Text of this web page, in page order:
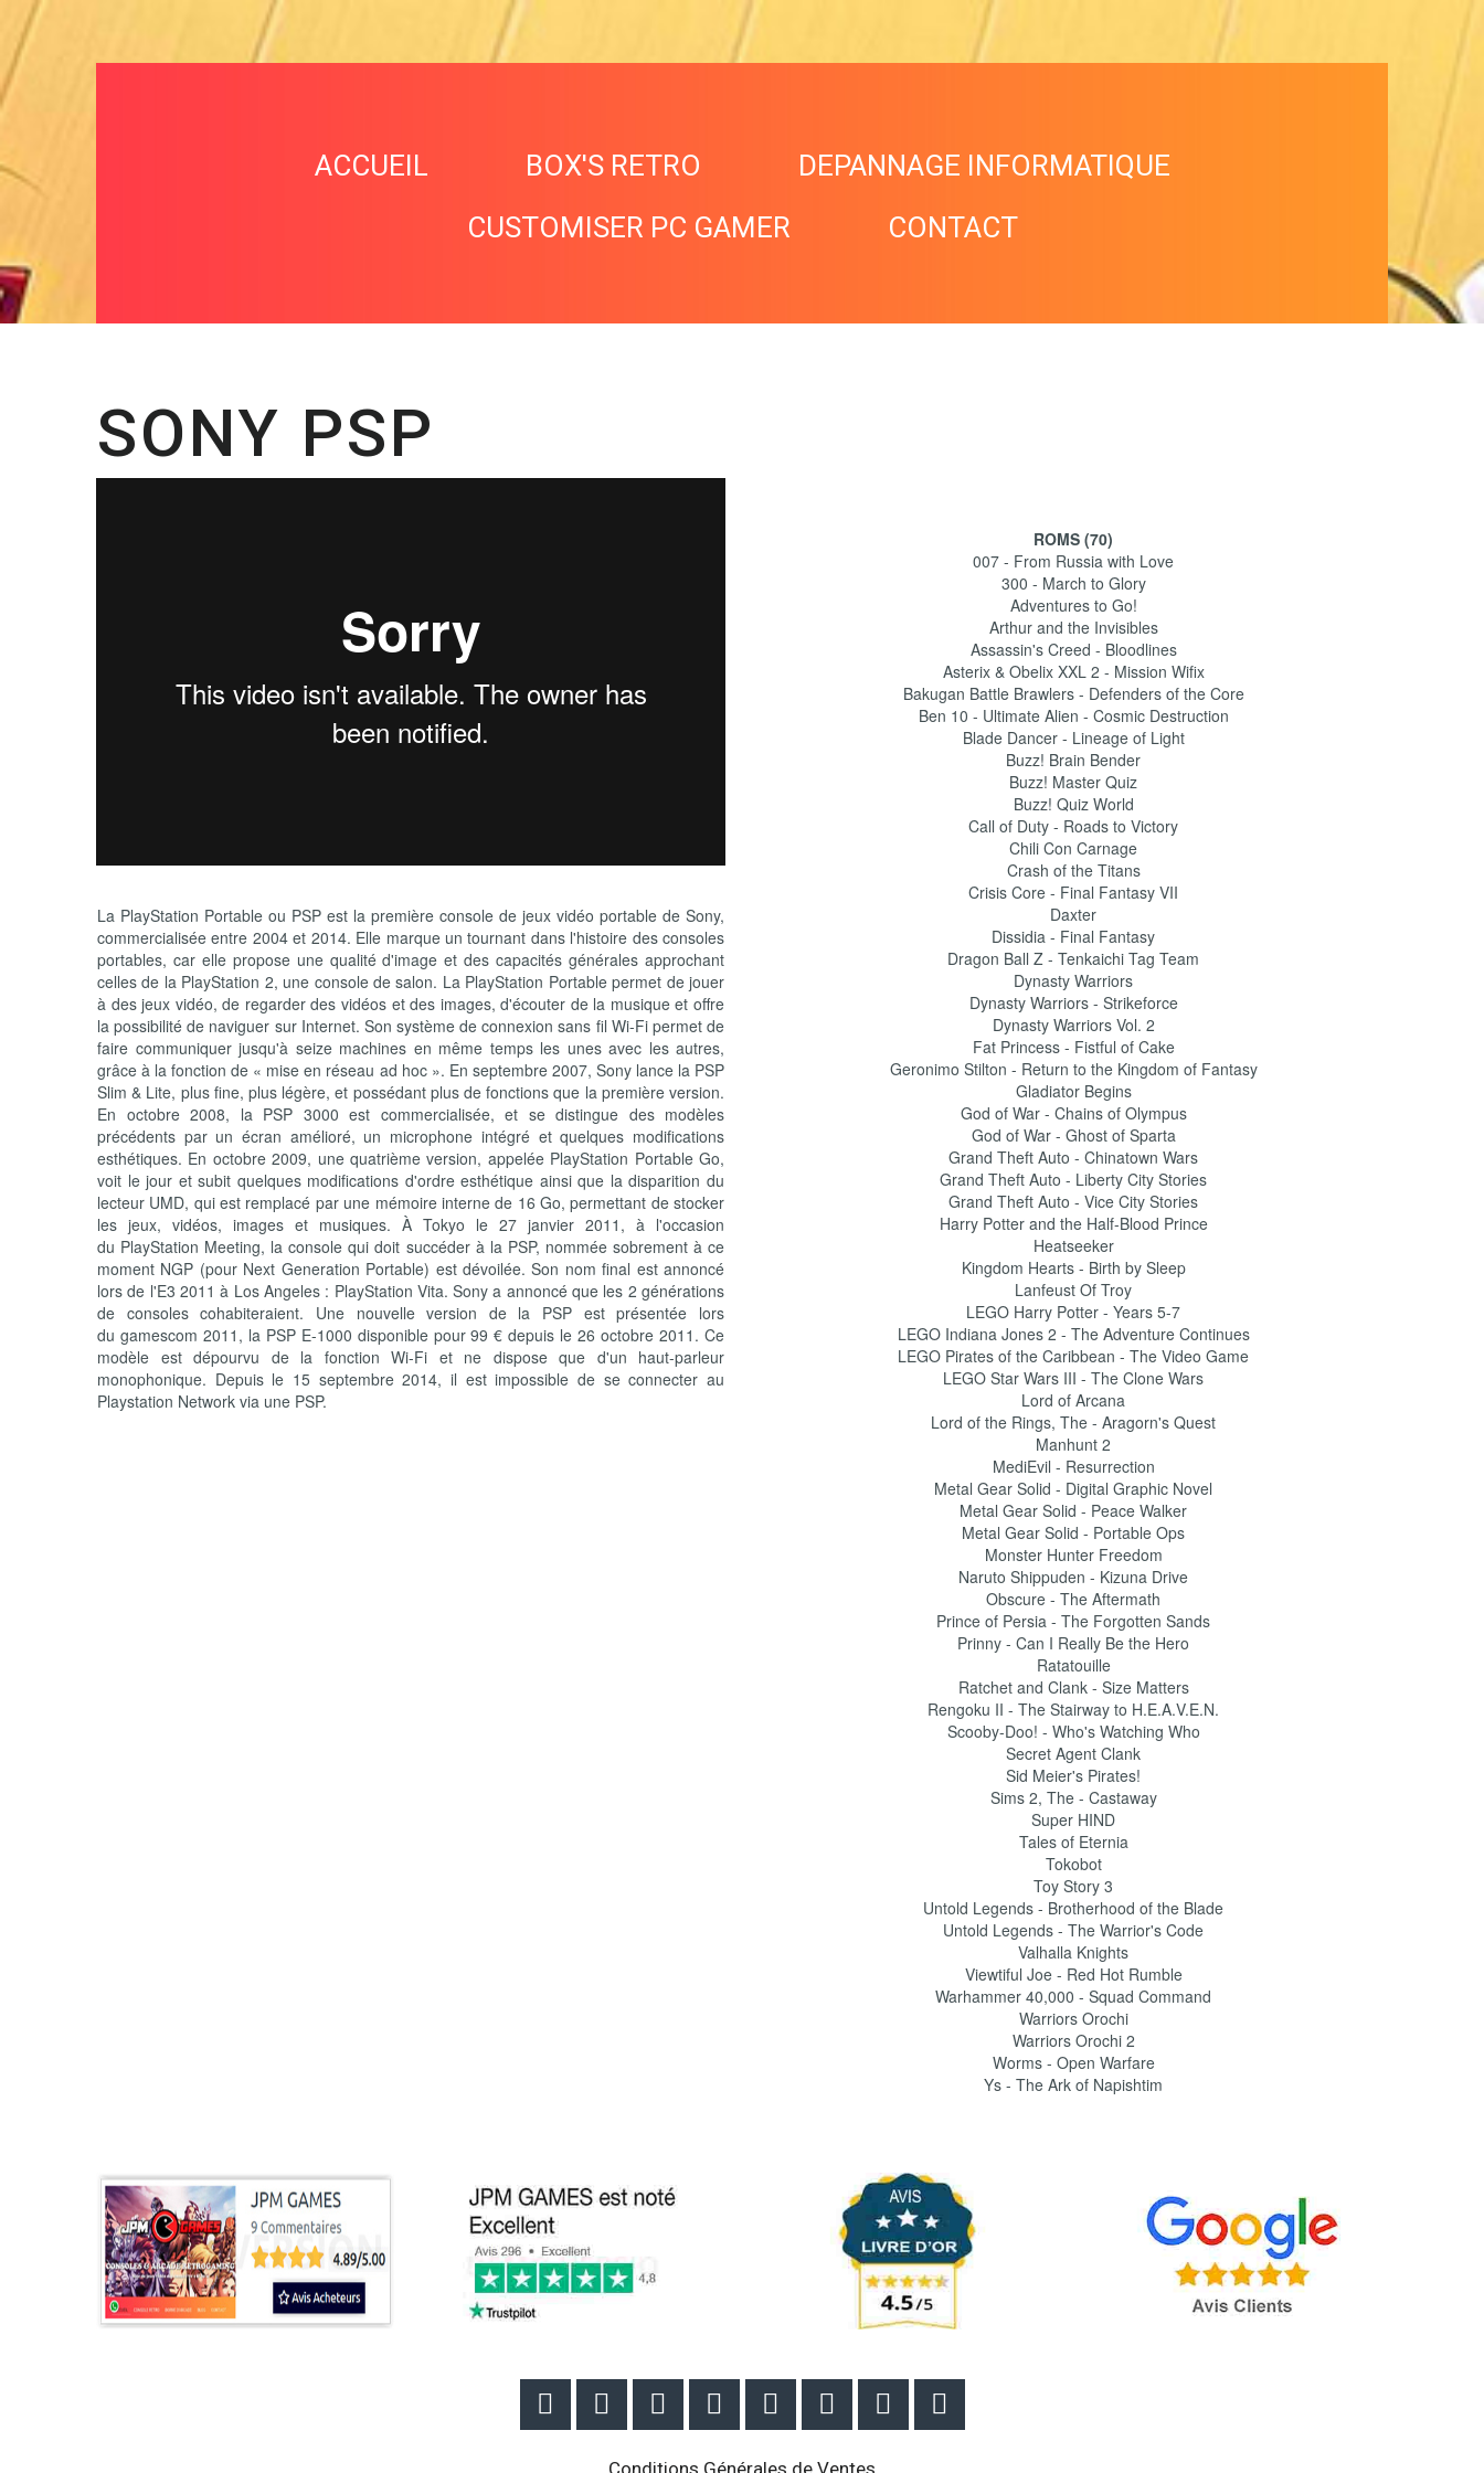
ACCUEIL BOX'S RETRO
DEPANNAGE INFORMATIQUE
CUSTOMISER PC GAMER
CONTACT
SONY PSP
La PlayStation Portable ou PSP est la première console de jeux vidéo portable de Sony,
commercialisée entre 2004 et 2014. Elle marque un tournant dans l'histoire des consoles
portables, car elle propose une qualité d'image et des capacités générales approchant
celles de la PlayStation 2, une console de salon. La PlayStation Portable permet de jouer
à des jeux vidéo, de regarder des vidéos et des images, d'écouter de la musique et offre
la possibilité de naviguer sur Internet. Son système de connexion sans fil Wi-Fi permet de
faire communiquer jusqu'à seize machines en même temps les unes avec les autres,
grâce à la fonction de « mise en réseau ad hoc ». En septembre 2007, Sony lance la PSP
Slim & Lite, plus fine, plus légère, et possédant plus de fonctions que la première version.
En octobre 2008, la PSP 3000 est commercialisée, et se distingue des modèles
précédents par un écran amélioré, un microphone intégré et quelques modifications
esthétiques. En octobre 2009, une quatrième version, appelée PlayStation Portable Go,
voit le jour et subit quelques modifications d'ordre esthétique ainsi que la disparition du
lecteur UMD, qui est remplacé par une mémoire interne de 16 Go, permettant de stocker
les jeux, vidéos, images et musiques. À Tokyo le 27 janvier 2011, à l'occasion
du PlayStation Meeting, la console qui doit succéder à la PSP, nommée sobrement à ce
moment NGP (pour Next Generation Portable) est dévoilée. Son nom final est annoncé
lors de l'E3 2011 à Los Angeles : PlayStation Vita. Sony a annoncé que les 2 générations
de consoles cohabiteraient. Une nouvelle version de la PSP est présentée lors
du gamescom 2011, la PSP E-1000 disponible pour 99 € depuis le 26 octobre 2011. Ce
modèle est dépourvu de la fonction Wi-Fi et ne dispose que d'un haut-parleur
monophonique. Depuis le 15 septembre 2014, il est impossible de se connecter au
Playstation Network via une PSP.
ROMS (70)
007 - From Russia with Love
300 - March to Glory
Adventures to Go!
Arthur and the Invisibles
Assassin's Creed - Bloodlines
Asterix & Obelix XXL 2 - Mission Wifix
Bakugan Battle Brawlers - Defenders of the Core
Ben 10 - Ultimate Alien - Cosmic Destruction
Blade Dancer - Lineage of Light
Buzz! Brain Bender
Buzz! Master Quiz
Buzz! Quiz World
Call of Duty - Roads to Victory
Chili Con Carnage
Crash of the Titans
Crisis Core - Final Fantasy VII
Daxter
Dissidia - Final Fantasy
Dragon Ball Z - Tenkaichi Tag Team
Dynasty Warriors
Dynasty Warriors - Strikeforce
Dynasty Warriors Vol. 2
Fat Princess - Fistful of Cake
Geronimo Stilton - Return to the Kingdom of Fantasy
Gladiator Begins
God of War - Chains of Olympus
God of War - Ghost of Sparta
Grand Theft Auto - Chinatown Wars
Grand Theft Auto - Liberty City Stories
Grand Theft Auto - Vice City Stories
Harry Potter and the Half-Blood Prince
Heatseeker
Kingdom Hearts - Birth by Sleep
Lanfeust Of Troy
LEGO Harry Potter - Years 5-7
LEGO Indiana Jones 2 - The Adventure Continues
LEGO Pirates of the Caribbean - The Video Game
LEGO Star Wars III - The Clone Wars
Lord of Arcana
Lord of the Rings, The - Aragorn's Quest
Manhunt 2
MediEvil - Resurrection
Metal Gear Solid - Digital Graphic Novel
Metal Gear Solid - Peace Walker
Metal Gear Solid - Portable Ops
Monster Hunter Freedom
Naruto Shippuden - Kizuna Drive
Obscure - The Aftermath
Prince of Persia - The Forgotten Sands
Prinny - Can I Really Be the Hero
Ratatouille
Ratchet and Clank - Size Matters
Rengoku II - The Stairway to H.E.A.V.E.N.
Scooby-Doo! - Who's Watching Who
Secret Agent Clank
Sid Meier's Pirates!
Sims 2, The - Castaway
Super HIND
Tales of Eternia
Tokobot
Toy Story 3
Untold Legends - Brotherhood of the Blade
Untold Legends - The Warrior's Code
Valhalla Knights
Viewtiful Joe - Red Hot Rumble
Warhammer 40,000 - Squad Command
Warriors Orochi
Warriors Orochi 2
Worms - Open Warfare
Ys - The Ark of Napishtim
       